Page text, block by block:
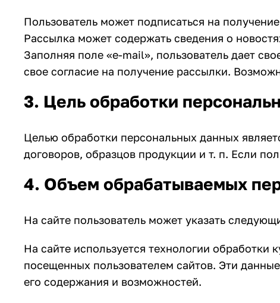
Пользователь может подписаться на
Рассылка может содержать сведения о
Заполняя поле «e-mail», пользователь дает
свое согласие на получение рассылки.
3. Цель обработки
Целью обработки персональных данных
договоров, образцов продукции и т. п. Если
4. Объем обрабатываемых
На сайте пользователь может указать
На сайте используется технологии
посещенных пользователем сайтов. Эти
его содержания и возможностей.